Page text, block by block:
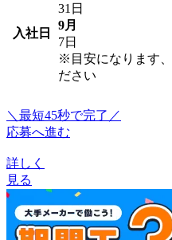
入社日
31日
9月
7日
※目安になります
ださい
＼最短45秒で完了／
応募へ進む
詳しく
見る